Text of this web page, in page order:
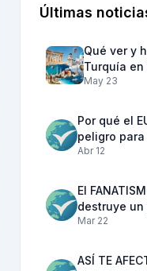
Últimas
Qué ver y
Turquía en
May 23
Por qué el
peligro
Abr 12
El
destruye un
Mar 22
ASÍ TE